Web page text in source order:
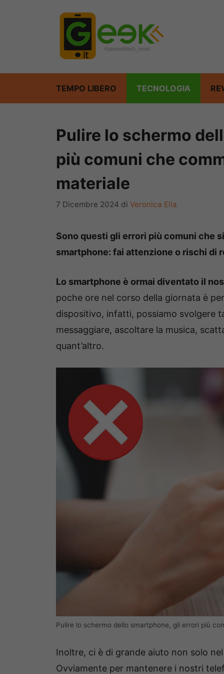
TEMPO LIBERO TECNOLOGIA
Pulire lo schermo
più comuni che
materiale
7 Dicembre 2024 di Veronica Elia
Sono questi gli errori più comuni che
smartphone: fai attenzione o rischi di
Lo smartphone è ormai diventato il
poche ore nel corso della giornata è
dispositivo, infatti, possiamo svolgere
messaggiare, ascoltare la musica,
quant’altro.
Pulire lo schermo dello smartphone, gli errori più
Inoltre, ci è di grande aiuto non solo
Ovviamente per mantenere i nostri